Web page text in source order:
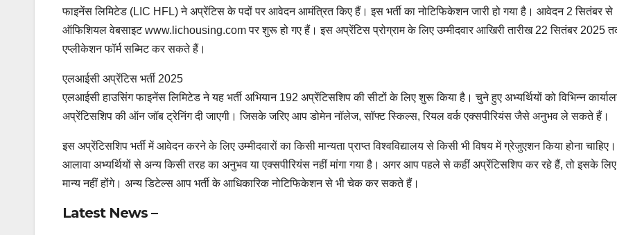
फाइनेंस लिमिटेड (LIC HFL) ने अप्रेंटिस के पदों पर आवेदन आमंत्रित किए हैं। इस भर्ती का नोटिफिकेशन जारी हो गया है। आवेदन 2 सितंबर से
ऑफिशियल वेबसाइट www.lichousing.com पर शुरू हो गए हैं। इस अप्रेंटिस प्रोग्राम के लिए उम्मीदवार आखिरी तारीख 22 सितंबर 2025
एप्लीकेशन फॉर्म सब्मिट कर सकते हैं।
एलआईसी अप्रेंटिस भर्ती 2025
एलआईसी हाउसिंग फाइनेंस लिमिटेड ने यह भर्ती अभियान 192 अप्रेंटिसशिप की सीटों के लिए शुरू किया है। चुने हुए अभ्यर्थियों को विभिन्न
अप्रेंटिसशिप की ऑन जॉब ट्रेनिंग दी जाएगी। जिसके जरिए आप डोमेन नॉलेज, सॉफ्ट स्किल्स, रियल वर्क एक्सपीरियंस जैसे अनुभव ले सकते हैं।
इस अप्रेंटिसशिप भर्ती में आवेदन करने के लिए उम्मीदवारों का किसी मान्यता प्राप्त विश्वविद्यालय से किसी भी विषय में ग्रेजुएशन किया होना
आलावा अभ्यर्थियों से अन्य किसी तरह का अनुभव या एक्सपीरियंस नहीं मांगा गया है। अगर आप पहले से कहीं अप्रेंटिसशिप कर रहे हैं, तो इसके लिए
मान्य नहीं होंगे। अन्य डिटेल्स आप भर्ती के आधिकारिक नोटिफिकेशन से भी चेक कर सकते हैं।
Latest News –